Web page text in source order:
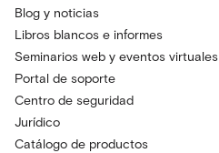
Blog y noticias
Libros blancos e informes
Seminarios web y eventos virtuales
Portal de soporte
Centro de seguridad
Jurídico
Catálogo de productos